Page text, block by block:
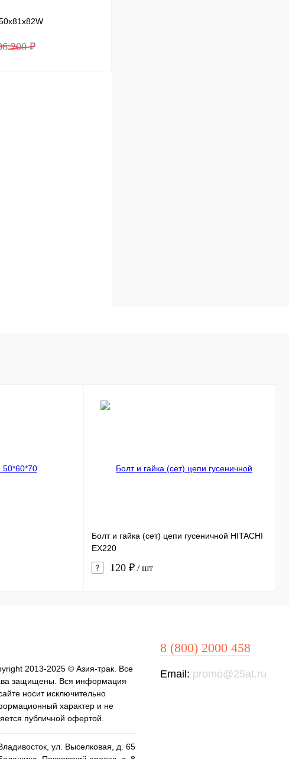
200 ₽
Болт и гайка (сет) цепи гусеничной HITACHI
EX220
120 ₽ / шт
2013-2025 © Азия-трак. Все
защищены. Вся информация
носит исключительно
характер и не
публичной офертой.
ул. Выселковая, д. 65
8 (800) 2000 458
Email: promo@25at.ru